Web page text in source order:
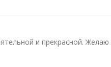
и прекрасной. Желаю